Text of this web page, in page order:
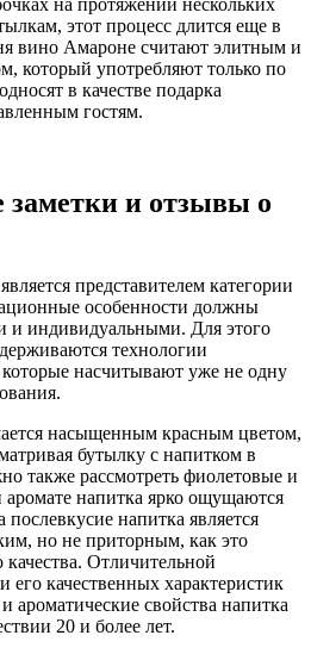
на протяжении нескольких
этот процесс длится еще в
вино Амароне считают элитным и
который употребляют только по
в качестве подарка
гостям.
заметки и отзывы о
представителем категории
особенности должны
и индивидуальными. Для этого
технологии
насчитывают уже не одну
насыщенным красным цветом,
бутылку с напитком в
также рассмотреть фиолетовые и
аромате напитка ярко ощущаются
напитка является
но не приторным, как это
качества. Отличительной
его качественных характеристик
ароматические свойства напитка
20 и более лет.